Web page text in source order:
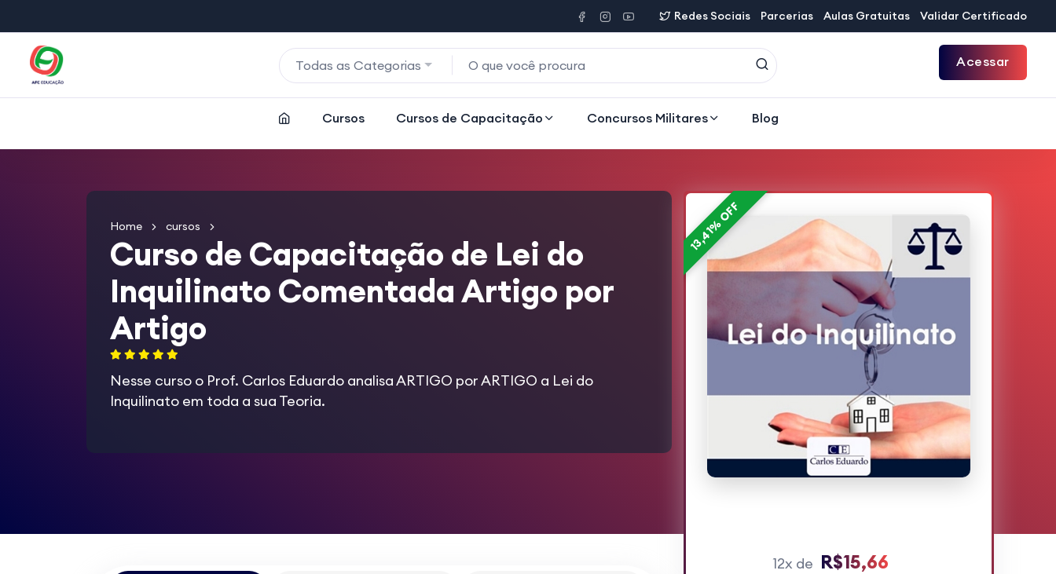
Redes Sociais Parcerias Aulas Gratuitas Validar Certificado
Todas as Categorias Acessar
Cursos Cursos de Capacitação Concursos Militares Blog
Home cursos
Curso de Capacitação de Lei do
Inquilinato Comentada Artigo por
Artigo
Nesse curso o Prof. Carlos Eduardo analisa ARTIGO por ARTIGO a Lei do
Inquilinato em toda a sua Teoria.
13,41% OFF
12x de R$15,66